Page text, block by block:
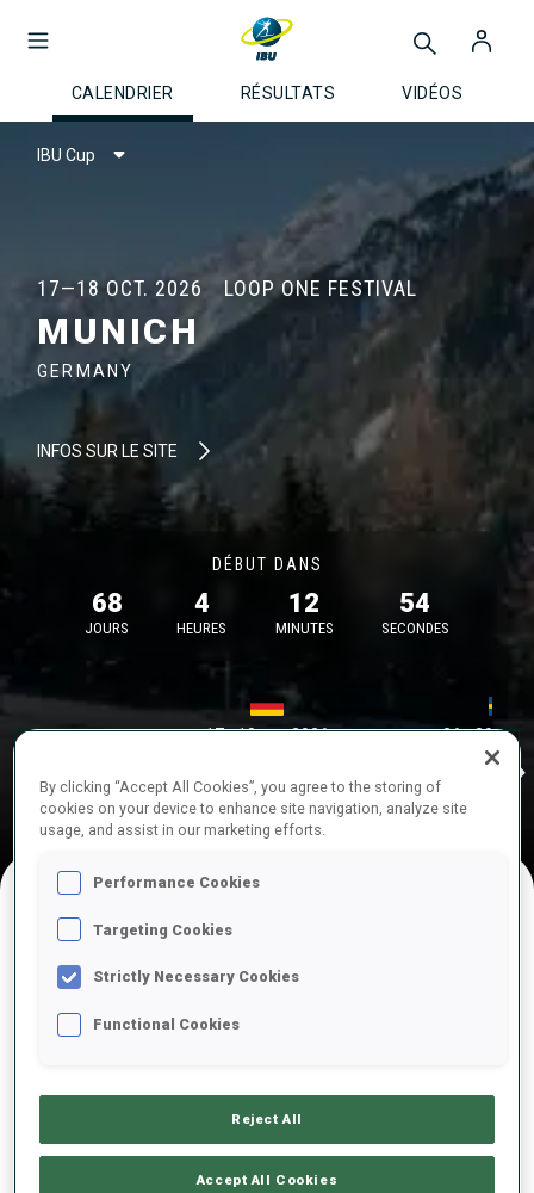
CALENDRIER RÉSULTATS VIDÉOS
IBU Cup
17—18 OCT. 2026 LOOP ONE FESTIVAL
MUNICH
GERMANY
INFOS SUR LE SITE
DÉBUT DANS
68
JOURS
4
HEURES
12
MINUTES
54
SECONDES
17—18 oct. 2026
26—29 nov.
IDREIdre
COMPÉTITIONS À VENIR
17
SUPER SPRINT QUAL. FEMMES
Programmé
By clicking “Accept All Cookies”, you agree to the storing of
cookies on your device to enhance site navigation, analyze site
usage, and assist in our marketing efforts.
Performance Cookies
Targeting Cookies
Strictly Necessary Cookies
Functional Cookies
Reject All
Accept All Cookies